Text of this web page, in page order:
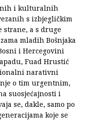
i kulturalnih
s izbjegličkim
strane, a s druge
mladih Bošnjaka
i Hercegovini
Fuad Hrustić
narativni
o tim urgentnim,
suosjećajnosti i
se, dakle, samo po
koje se